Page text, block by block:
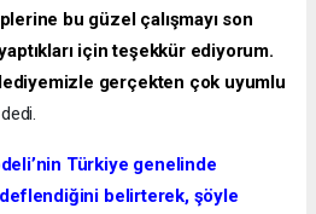
bu güzel çalışmayı son
için teşekkür ediyorum.
gerçekten çok uyumlu
dedi.
Türkiye genelinde
belirterek, şöyle